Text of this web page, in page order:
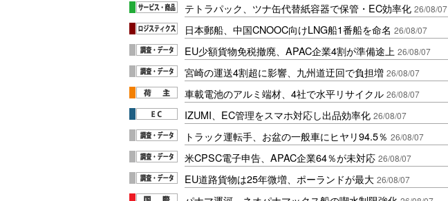
テトラパック、ツナ缶代替紙容器で保管・EC効率化 26/08/07
日本郵船、中国CNOOC向けLNG船1番船を命名 26/08/07
EU少額貨物免税撤廃、APAC企業4割が準備途上 26/08/07
宮崎の運送4割超に影響、九州道迂回で負担増 26/08/07
車載電池のアルミ端材、4社で水平リサイクル 26/08/07
IZUMI、EC管理をスマホ対応し出品効率化 26/08/07
トラック運転手、お盆の一般車にヒヤリ94.5％ 26/08/07
米CPSC電子申告、APAC企業64％が未対応 26/08/07
EU道路貨物は25年微増、ポーランドが最大 26/08/07